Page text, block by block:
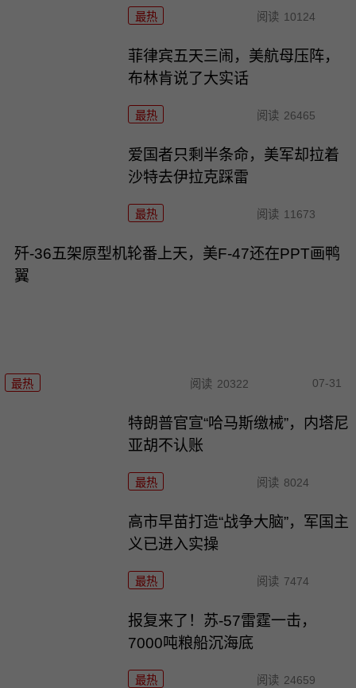
最热 阅读 10124
菲律宾五天三闹，美航母压阵，
布林肯说了大实话
最热 阅读 26465
爱国者只剩半条命，美军却拉着
沙特去伊拉克踩雷
最热 阅读 11673
歼-36五架原型机轮番上天，美F-47还在PPT画鸭
翼
最热 阅读 20322 07-31
特朗普官宣“哈马斯缴械”，内塔尼
亚胡不认账
最热 阅读 8024
高市早苗打造“战争大脑”，军国主
义已进入实操
最热 阅读 7474
报复来了！苏-57雷霆一击，
7000吨粮船沉海底
最热 阅读 24659